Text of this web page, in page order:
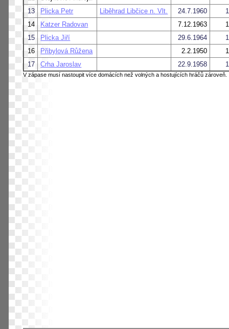
13
Plicka Petr Liběhrad Libčice n. Vlt. 24.7.1960
14
Katzer Radovan 7.12.1963
15
Plicka Jiří 29.6.1964
16
Přibylová Růžena 2.2.1950
17
Crha Jaroslav 22.9.1958
V zápase musí nastoupit více domácích než volných a hostujících hráčů zároveň.